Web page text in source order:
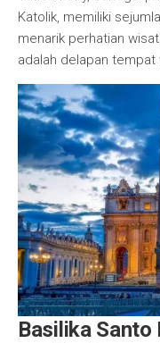
Katolik, memiliki
menarik perhatian
adalah delapan
Basilika Santo